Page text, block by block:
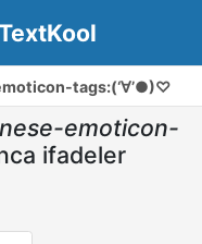
TextKool
tags:(‘∀’●)♡
emoticon-
ifadeler